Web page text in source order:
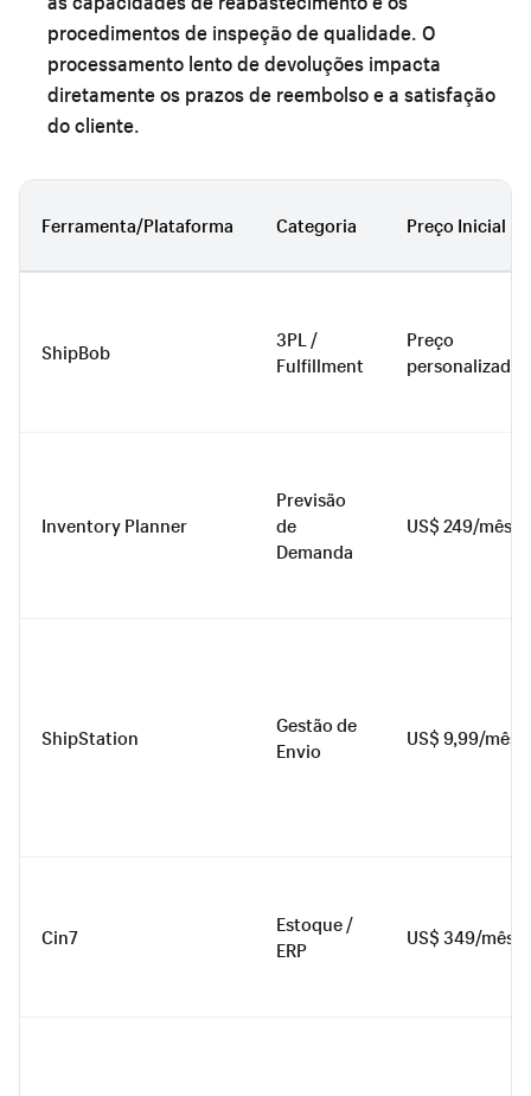
procedimentos de inspeção de qualidade. O
processamento lento de devoluções impacta
diretamente os prazos de reembolso e a satisfação
do cliente.
Ferramenta/Plataforma Categoria Preço Inicial
ShipBob
3PL /
Fulfillment
Preço
personalizado
Inventory Planner
Previsão
de
Demanda
US$ 249/mês
ShipStation
Gestão de
Envio
US$ 9,99/mês
Cin7
Estoque /
ERP
US$ 349/mês